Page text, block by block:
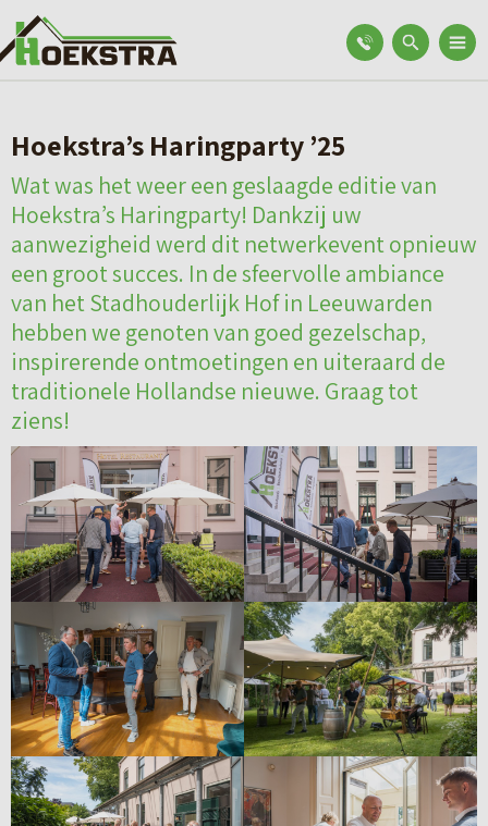
Hoekstra’s Haringparty ’25
Wat was het weer een geslaagde editie van
Hoekstra’s Haringparty! Dankzij uw
aanwezigheid werd dit netwerkevent opnieuw
een groot succes. In de sfeervolle ambiance
van het Stadhouderlijk Hof in Leeuwarden
hebben we genoten van goed gezelschap,
inspirerende ontmoetingen en uiteraard de
traditionele Hollandse nieuwe. Graag tot
ziens!